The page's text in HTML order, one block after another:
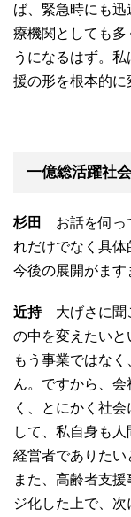
ば、緊急時にも
療機関としても多
うになるはず。
援の形を根本的に
一億総活躍社
杉田
お話を伺っ
れだけでなく具体
今後の展開がます
近持大げさに聞
の中を変えたい
もう事業ではな
ん。ですから、
く、とにかく社
して、私自身も
経営者でありたい
また、高齢者支
ジ化した上で、